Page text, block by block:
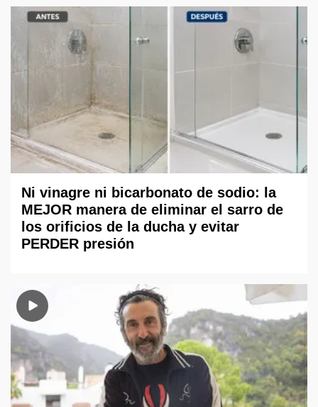
Ni vinagre ni bicarbonato de sodio: la
MEJOR manera de eliminar el sarro de
los orificios de la ducha y evitar
PERDER presión